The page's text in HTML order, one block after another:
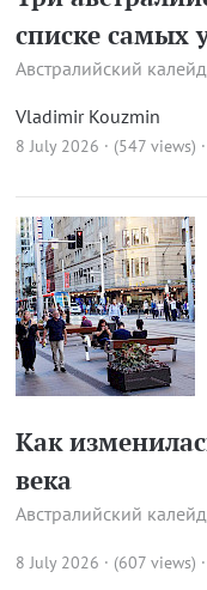
списке самых
Австралийский
Vladimir Kouzmin
8 July 2026 · (547 views)
Как
века
Австралийский
8 July 2026 · (607 views)